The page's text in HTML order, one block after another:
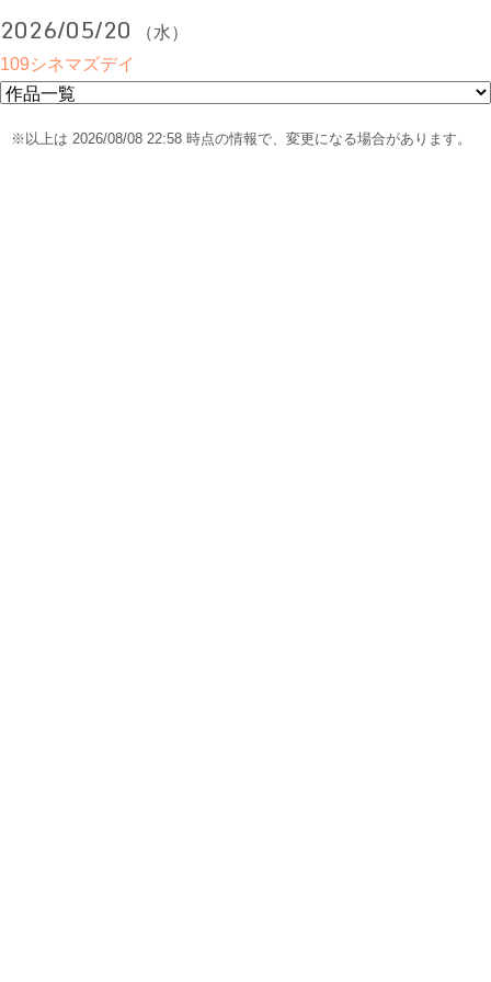
2026/05/20
（水）
109シネマズデイ
※以上は 2026/08/08 22:58 時点の情報で、変更になる場合があります。